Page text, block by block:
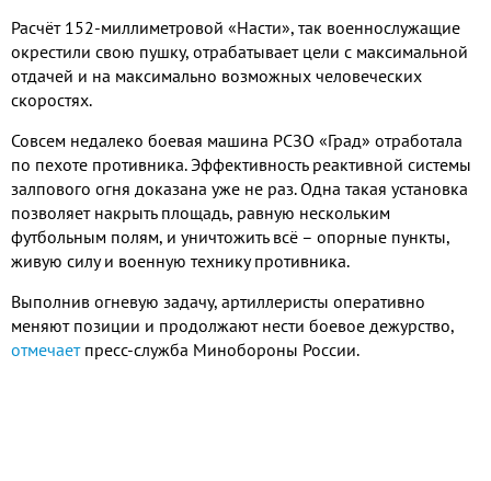
Расчёт 152-миллиметровой «Насти», так военнослужащие
окрестили свою пушку, отрабатывает цели с максимальной
отдачей и на максимально возможных человеческих
скоростях.
Совсем недалеко боевая машина РСЗО «Град» отработала
по пехоте противника. Эффективность реактивной системы
залпового огня доказана уже не раз. Одна такая установка
позволяет накрыть площадь, равную нескольким
футбольным полям, и уничтожить всё – опорные пункты,
живую силу и военную технику противника.
Выполнив огневую задачу, артиллеристы оперативно
меняют позиции и продолжают нести боевое дежурство,
отмечаетпресс-служба Минобороны России.